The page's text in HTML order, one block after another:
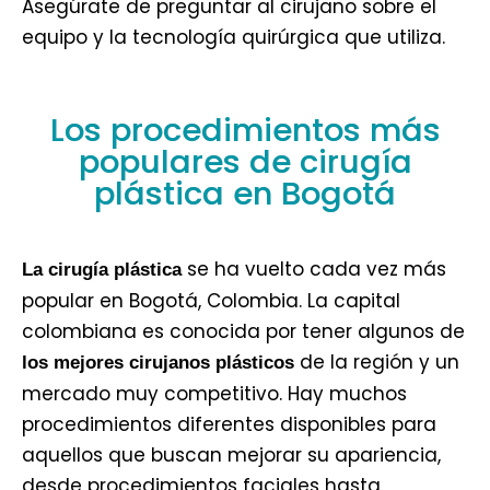
Asegúrate de preguntar al cirujano sobre el
equipo y la tecnología quirúrgica que utiliza.
Los procedimientos más
populares de cirugía
plástica en Bogotá
La cirugía plásticase ha vuelto cada vez más
popular en Bogotá, Colombia. La capital
colombiana es conocida por tener algunos de
los mejores cirujanos plásticos de la región y un
mercado muy competitivo. Hay muchos
procedimientos diferentes disponibles para
aquellos que buscan mejorar su apariencia,